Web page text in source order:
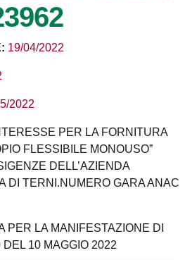
19/04/2022
2022
PER LA FORNITURA
FLESSIBILE MONOUSO”
DELL’AZIENDA
DI TERNI.NUMERO GARA ANAC
PER LA MANIFESTAZIONE DI
10 MAGGIO 2022